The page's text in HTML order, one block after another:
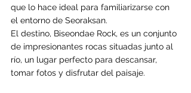
que lo hace ideal para familiarizarse con
el entorno de Seoraksan.
El destino, Biseondae Rock, es un conjunto
de impresionantes rocas situadas junto al
río, un lugar perfecto para descansar,
tomar fotos y disfrutar del paisaje.